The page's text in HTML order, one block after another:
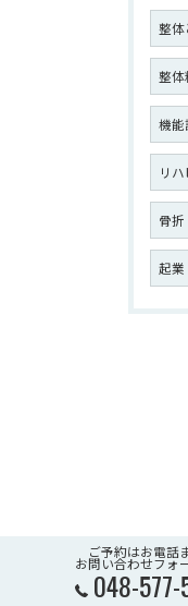
整体
整体
機能
リハ
骨折
起業
ご予約はお電話
お問い合わせフォ
048-577-